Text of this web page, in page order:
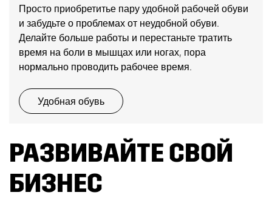
Просто приобретитье пару удобной рабочей обуви
и забудьте о проблемах от неудобной обуви.
Делайте больше работы и перестаньте тратить
время на боли в мышцах или ногах, пора
нормально проводить рабочее время.
Удобная обувь
РАЗВИВАЙТЕ СВОЙ
БИЗНЕС